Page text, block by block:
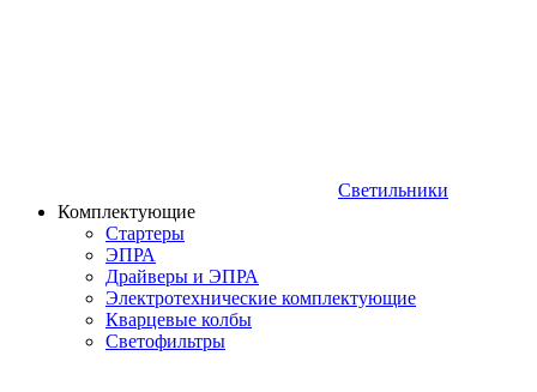
Светильники
Комплектующие
Стартеры
ЭПРА
Драйверы и ЭПРА
Электротехнические комплектующие
Кварцевые колбы
Светофильтры